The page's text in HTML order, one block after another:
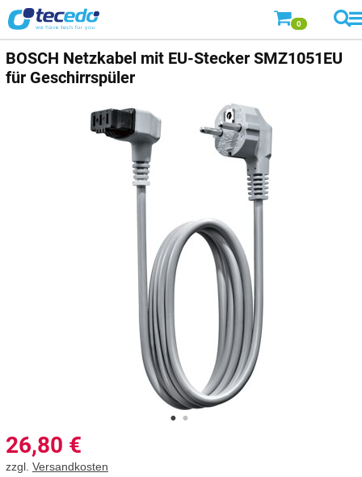
0
BOSCH Netzkabel mit EU-Stecker SMZ1051EU
für Geschirrspüler
26,80 €
zzgl. Versandkosten